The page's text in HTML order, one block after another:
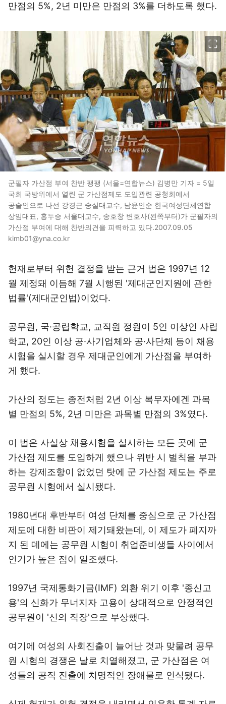
만점의 5%, 2년 미만은 만점의 3%를 더하도록 했다.
군필자 가산점 부여 찬반 팽팽 (서울=연합뉴스) 김병만 기자 = 5일
국회 국방위에서 열린 군 가산점제도 도입관련 공청회에서
공술인으로 나선 강경근 숭실대교수, 남윤인순 한국여성단체연합
상임대표, 홍두승 서울대교수, 송호창 변호사(왼쪽부터)가 군필자의
가산점 부여에 대해 찬반의견을 피력하고 있다.2007.09.05
kimb01@yna.co.kr
헌재로부터 위헌 결정을 받는 근거 법은 1997년 12
월 제정돼 이듬해 7월 시행된 '제대군인지원에 관한
법률'(제대군인법)이었다.
공무원, 국·공립학교, 교직원 정원이 5인 이상인 사립
학교, 20인 이상 공·사기업체와 공·사단체 등이 채용
시험을 실시할 경우 제대군인에게 가산점을 부여하
게 했다.
가산의 정도는 종전처럼 2년 이상 복무자에겐 과목
별 만점의 5%, 2년 미만은 과목별 만점의 3%였다.
이 법은 사실상 채용시험을 실시하는 모든 곳에 군
가산점 제도를 도입하게 했으나 위반 시 벌칙을 부과
하는 강제조항이 없었던 탓에 군 가산점 제도는 주로
공무원 시험에서 실시됐다.
1980년대 후반부터 여성 단체를 중심으로 군 가산점
제도에 대한 비판이 제기돼왔는데, 이 제도가 폐지까
지 된 데에는 공무원 시험이 취업준비생들 사이에서
인기가 높은 점이 일조했다.
1997년 국제통화기금(IMF) 외환 위기 이후 '종신고
용'의 신화가 무너지자 고용이 상대적으로 안정적인
공무원이 '신의 직장'으로 부상했다.
여기에 여성의 사회진출이 늘어난 것과 맞물려 공무
원 시험의 경쟁은 날로 치열해졌고, 군 가산점은 여
성들의 공직 진출에 치명적인 장애물로 인식됐다.